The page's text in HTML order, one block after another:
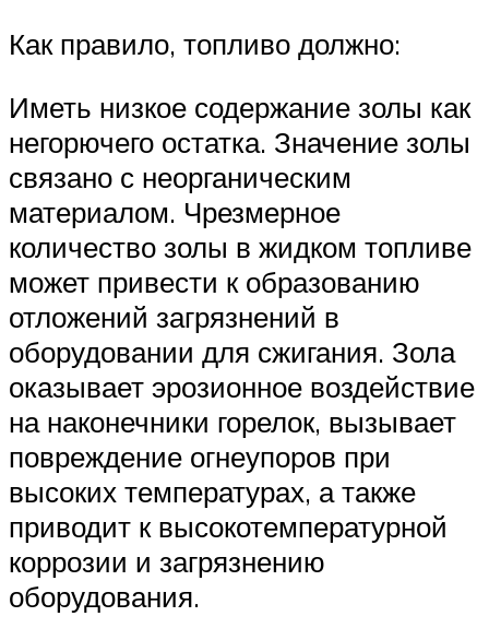
Как правило, топливо должно:
Иметь низкое содержание золы как
негорючего остатка. Значение золы
связано с неорганическим
материалом. Чрезмерное
количество золы в жидком топливе
может привести к образованию
отложений загрязнений в
оборудовании для сжигания. Зола
оказывает эрозионное воздействие
на наконечники горелок, вызывает
повреждение огнеупоров при
высоких температурах, а также
приводит к высокотемпературной
коррозии и загрязнению
оборудования.